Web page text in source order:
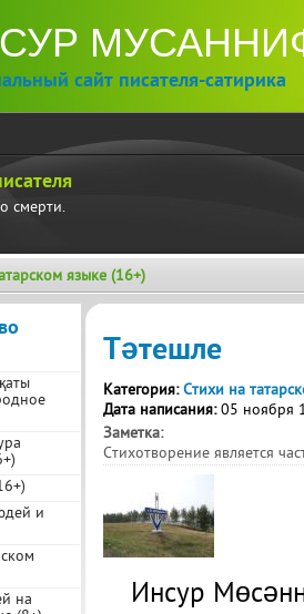
сайт писателя-сатирика
смерти.
языке (16+)
Тәтешле
Категория:Стихи на
Дата написания:05 ноября
Заметка:
Стихотворение является
Инсур
и
на